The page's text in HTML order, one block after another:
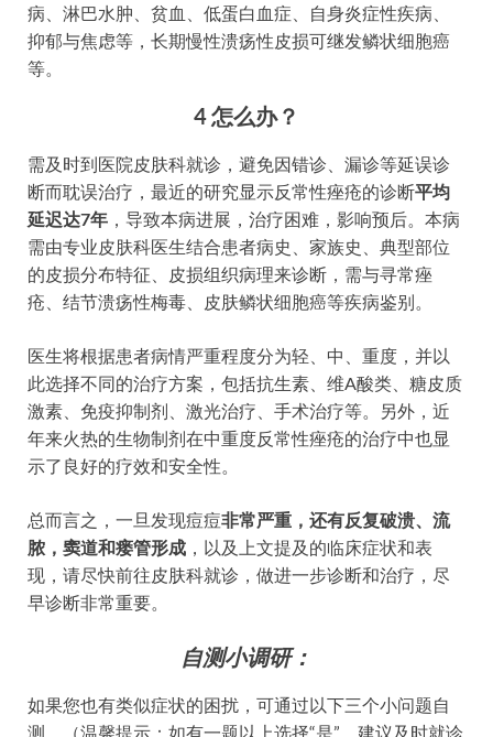
病、淋巴水肿、贫血、低蛋白血症、自身炎症性疾病、
抑郁与焦虑等，长期慢性溃疡性皮损可继发鳞状细胞癌
等。
4怎么办？
需及时到医院皮肤科就诊，避免因错诊、漏诊等延误诊
断而耽误治疗，最近的研究显示反常性痤疮的诊断平均
延迟达7年 ，导致本病进展，治疗困难，影响预后。本病
需由专业皮肤科医生结合患者病史、家族史、典型部位
的皮损分布特征、皮损组织病理来诊断，需与寻常痤
疮、结节溃疡性梅毒、皮肤鳞状细胞癌等疾病鉴别。
医生将根据患者病情严重程度分为轻、中、重度，并以
此选择不同的治疗方案，包括抗生素、维A酸类、糖皮质
激素、免疫抑制剂、激光治疗、手术治疗等。另外，近
年来火热的生物制剂在中重度反常性痤疮的治疗中也显
示了良好的疗效和安全性。
总而言之，一旦发现痘痘非常严重，还有反复破溃、流
脓，窦道和瘘管形成 ，以及上文提及的临床症状和表
现，请尽快前往皮肤科就诊，做进一步诊断和治疗，尽
早诊断非常重要。
自测小调研：
如果您也有类似症状的困扰，可通过以下三个小问题自
测。（温馨提示：如有一题以上选择“是”，建议及时就诊